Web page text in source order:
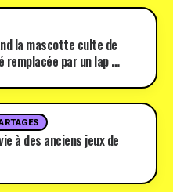
la mascotte culte de
remplacée par un lap …
à des anciens jeux de